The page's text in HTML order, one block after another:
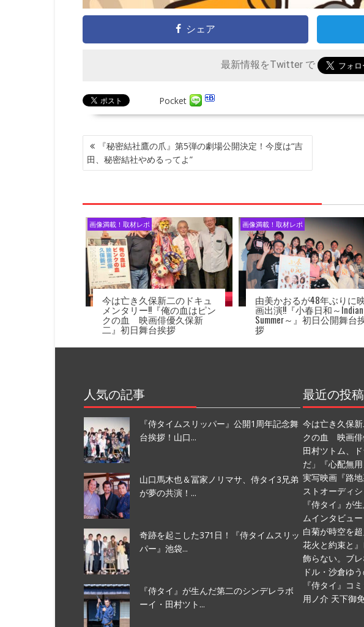
シェア
最新情報をTwitter で
Pocket
投
稿
ナ
ー
シ
ョ
ン
『秘密結社鷹の爪』第5弾の劇場公開決定！今度は“吉
田、秘密結社やめるってよ”
画像満載！取材レポ
今は亡き久保新二のドキュ
メンタリー!!『俺の血はピン
クの血 映画俳優久保新
二』初日舞台挨拶
画像満載！取材レポ
由美かおるが48年ぶりに
画出演!!『小春日和～Indian
Summer～』初日公開舞台
拶
人気の記事
『侍タイムスリッパー』公開1周年記念舞
台挨拶！山口...
山口馬木也＆冨家ノリマサ、侍タイ3兄弟
が夢の共演！...
奇跡を起こした371日！『侍タイムスリッ
パー』池袋...
『侍タイ』が生んだ第二のシンデレラボ
ーイ・田村ツト...
最近の投稿
今は亡き久保
クの血 映画俳
田村ツトム、
だ」『心配無
実写映画『路
ストオーディシ
『侍タイ』が
ムインタビュー
白菊が時空を
花火と約束と
飾らない。ブ
ドル・沙倉ゆ
『侍タイ』コ
用ノ介 天下御